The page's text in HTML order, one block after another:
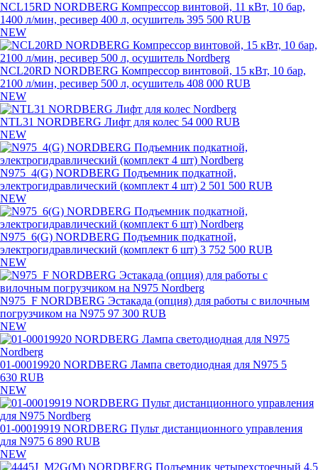
NCL15RD NORDBERG Компрессор винтовой, 11 кВт, 10 бар,
1400 л/мин, ресивер 400 л, осушитель 395 500 RUB
NEW
NCL20RD NORDBERG Компрессор винтовой, 15 кВт, 10 бар,
2100 л/мин, ресивер 500 л, осушитель 408 000 RUB
NEW
NTL31 NORDBERG Лифт для колес 54 000 RUB
NEW
N975_4(G) NORDBERG Подъемник подкатной,
электрогидравлический (комплект 4 шт) 2 501 500 RUB
NEW
N975_6(G) NORDBERG Подъемник подкатной,
электрогидравлический (комплект 6 шт) 3 752 500 RUB
NEW
N975_F NORDBERG Эстакада (опция) для работы с вилочным
погрузчиком на N975 97 300 RUB
NEW
01-00019920 NORDBERG Лампа светодиодная для N975 5
630 RUB
NEW
01-00019919 NORDBERG Пульт дистанционного управления
для N975 6 890 RUB
NEW